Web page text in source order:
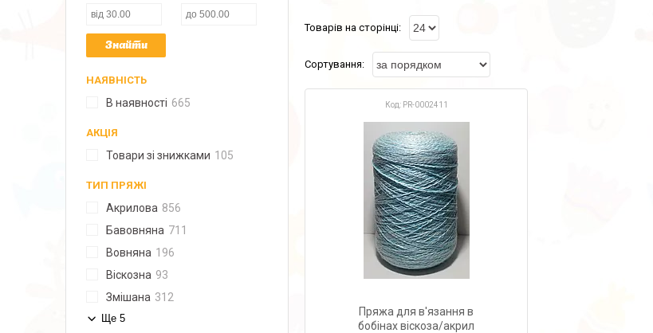
PR-0002411
Пряжа для в'язання в
бобінах віскоза/акрил
Знайти
НАЯВНІСТЬ
В наявності 665
АКЦІЯ
Товари зі знижками 105
ТИП ПРЯЖІ
Акрилова 856
Бавовняна 711
Вовняна 196
Віскозна 93
Змішана 312
Ще 5